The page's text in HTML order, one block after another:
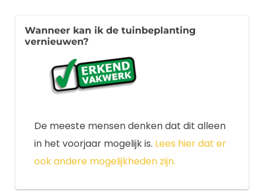
Wanneer kan ik de tuinbeplanting
vernieuwen?
De meeste mensen denken dat dit alleen
in het voorjaar mogelijk is. Lees hier dat er
ook andere mogelijkheden zijn.